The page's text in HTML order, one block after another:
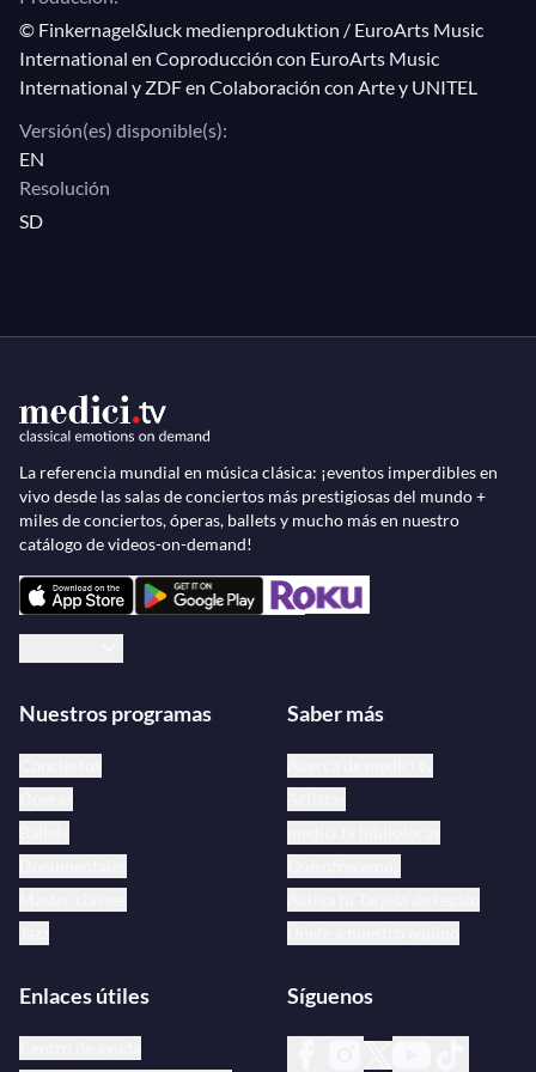
También lo acompañamos a Salzburg a ensayar”La
Traviata"de Verdi con Anna Netrebko, después a
Nueva York por"Rigoletto", a Berlín por"Carmen",
donde el interpretaba a Don José…Y así
sucesivamente, en su exitosa gira de tenores exitosos.
Pero Villazón nunca deja de ser franco, abierto y
natural. Su amor por los escenarios es total, absoluto,
© Finkernagel&luck medienproduktion / EuroArts Music
International en Coproducción con EuroArts Music
International y ZDF en Colaboración con Arte y UNITEL
Versión(es) disponible(s):
EN
Resolución
SD
La referencia mundial en música clásica: ¡eventos imperdibles en
vivo desde las salas de conciertos más prestigiosas del mundo +
miles de conciertos, óperas, ballets y mucho más en nuestro
catálogo de videos-on-demand!
Nuestros programas Saber más
Enlaces útiles Síguenos